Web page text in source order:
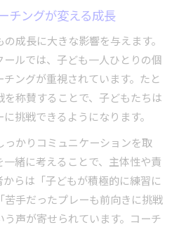
チングが変える成長
成長に大きな影響を与えます。
ルでは、子ども一人ひとりの個
ングが重視されています。たと
称賛することで、子どもたちは
挑戦できるようになります。
っかりコミュニケーションを取
緒に考えることで、主体性や責
らは「子どもが積極的に練習に
手だったプレーも前向きに挑戦
声が寄せられています。コーチ